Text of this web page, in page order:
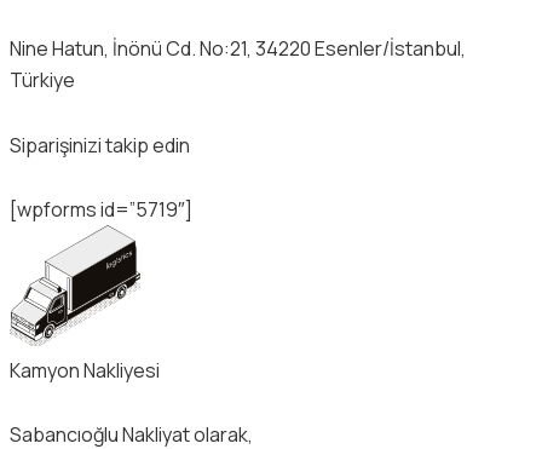
Nine Hatun, İnönü Cd. No:21, 34220 Esenler/İstanbul,
Türkiye
Siparişinizi takip edin
[wpforms id=”5719″]
Kamyon Nakliyesi
Sabancıoğlu Nakliyat olarak,